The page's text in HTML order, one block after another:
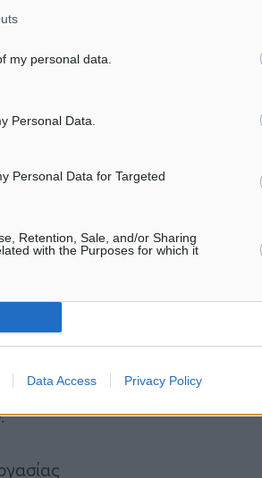
my personal data.
Personal Data.
Personal Data for Targeted
Retention, Sale, and/or Sharing
with the Purposes for which it
Data Access Privacy Policy
σε
να